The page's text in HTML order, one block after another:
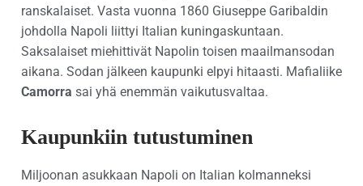
ranskalaiset. Vasta vuonna 1860 Giuseppe Garibaldin
johdolla Napoli liittyi Italian kuningaskuntaan.
Saksalaiset miehittivät Napolin toisen maailmansodan
aikana. Sodan jälkeen kaupunki elpyi hitaasti. Mafialiike
Camorra sai yhä enemmän vaikutusvaltaa.
Kaupunkiin tutustuminen
Miljoonan asukkaan Napoli on Italian kolmanneksi